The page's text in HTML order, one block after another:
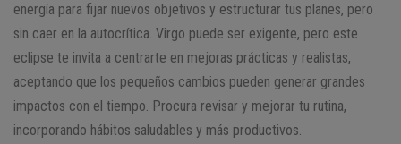
energía para fijar nuevos objetivos y estructurar tus planes, pero
sin caer en la autocrítica. Virgo puede ser exigente, pero este
eclipse te invita a centrarte en mejoras prácticas y realistas,
aceptando que los pequeños cambios pueden generar grandes
impactos con el tiempo. Procura revisar y mejorar tu rutina,
incorporando hábitos saludables y más productivos.